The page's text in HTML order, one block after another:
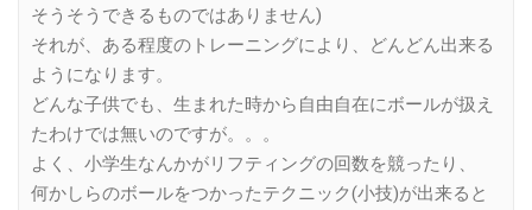
そうそうできるものではありません)
それが、ある程度のトレーニングにより、どんどん出来る
ようになります。
どんな子供でも、生まれた時から自由自在にボールが扱え
たわけでは無いのですが。。。
よく、小学生なんかがリフティングの回数を競ったり、
何かしらのボールをつかったテクニック(小技)が出来ると